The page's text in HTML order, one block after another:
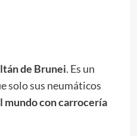
de Brunei. Es un
solo sus neumáticos
mundo con carrocería